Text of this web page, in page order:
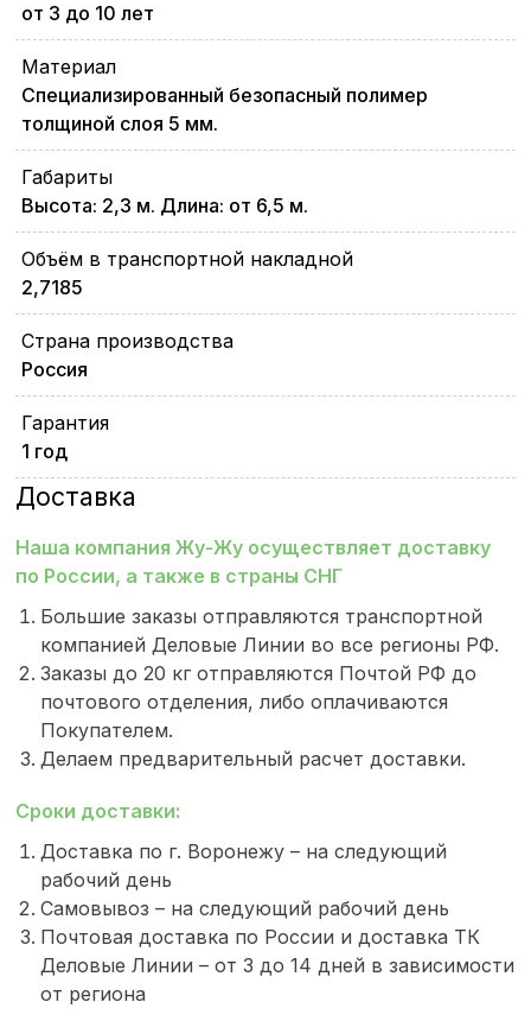
от 3 до 10 лет
Материал
Специализированный безопасный полимер
толщиной слоя 5 мм.
Габариты
Высота: 2,3 м. Длина: от 6,5 м.
Объём в транспортной накладной
2,7185
Страна производства
Россия
Гарантия
1 год
Доставка
Наша компания Жу-Жу осуществляет доставку
по России, а также в страны СНГ
Большие заказы отправляются транспортной
компанией Деловые Линии во все регионы РФ.
Заказы до 20 кг отправляются Почтой РФ до
почтового отделения, либо оплачиваются
Покупателем.
Делаем предварительный расчет доставки.
Сроки доставки:
Доставка по г. Воронежу – на следующий
рабочий день
Самовывоз – на следующий рабочий день
Почтовая доставка по России и доставка ТК
Деловые Линии – от 3 до 14 дней в зависимости
от региона